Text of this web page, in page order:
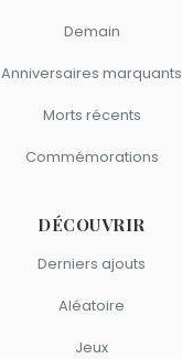
Demain
Anniversaires marquants
Morts récents
Commémorations
DÉCOUVRIR
Derniers ajouts
Aléatoire
Jeux